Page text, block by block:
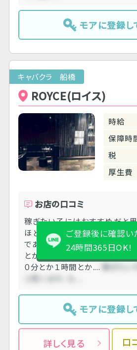
モアに登録し
キャバクラ 船橋
ROYCE(ロイス)
時給
保障時
税
厚生費
お店の口コミ
稼ぎたい子にはおすすめだと思
ほど働かせていただいていま
であがったことないです。ＧＷ
とかもありました。 平日の暇
０分とか１時間とか.... 稼ぎたい
と思います。 も....
ご登録後に確認い
24時間365日OK!
モアに登録し
詳しく見る 口